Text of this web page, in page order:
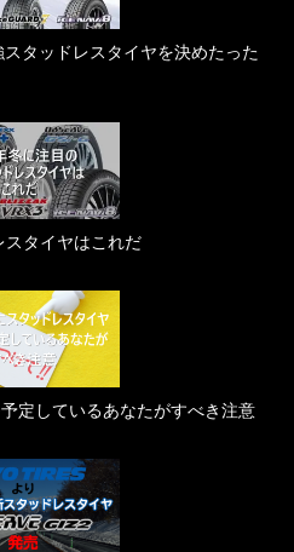
タッドレスタイヤを決めたった
タイヤはこれだ
定しているあなたがすべき注意